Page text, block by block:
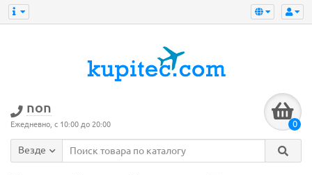
non
Ежедневно, с 10:00 до 20:00 0
Везде